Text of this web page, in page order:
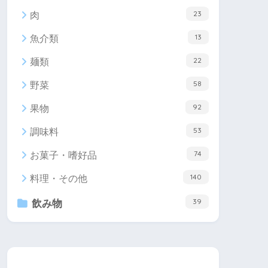
肉 23
魚介類 13
麺類 22
野菜 58
果物 92
調味料 53
お菓子・嗜好品 74
料理・その他 140
飲み物 39